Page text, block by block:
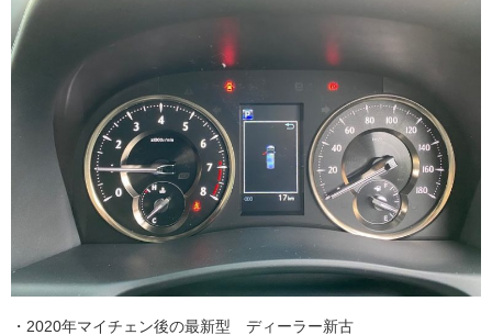
・2020年マイチェン後の最新型 ディーラー新古